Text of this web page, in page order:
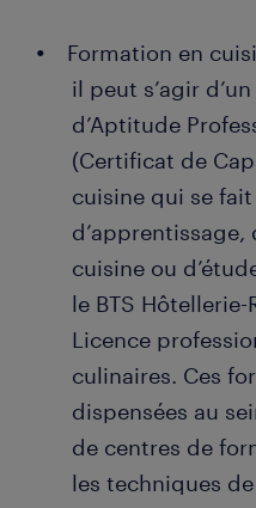
Formation en
il peut s’agir
d’Aptitude
(Certificat de
cuisine qui se
d’apprentissage,
cuisine ou
le BTS
Licence
culinaires. Ces
dispensées au
de centres de
les techniques